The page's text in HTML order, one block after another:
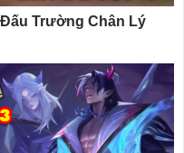
Trường Chân Lý